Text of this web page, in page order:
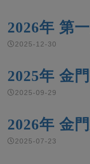
2026年 第
2025-12-30
2025年 金
2025-09-29
2026年 金
2025-07-23